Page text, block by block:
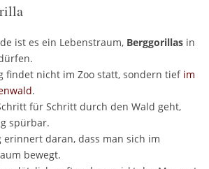
ist es ein Lebenstraum, Berggorillasin
findet nicht im Zoo statt, sondern tief im
.
für Schritt durch den Wald geht,
spürbar.
erinnert daran, dass man sich im
bewegt.